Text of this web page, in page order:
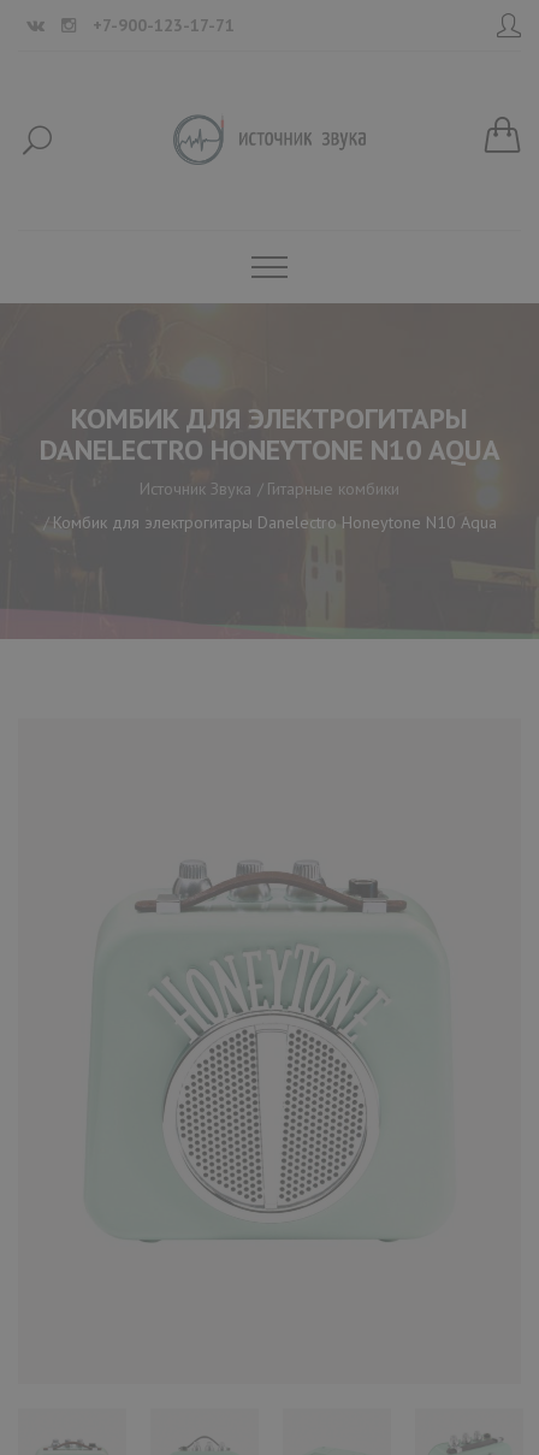
+7-900-123-17-71
КОМБИК ДЛЯ ЭЛЕКТРОГИТАРЫ
DANELECTRO HONEYTONE N10 AQUA
Источник Звука
Гитарные комбики
Комбик для электрогитары Danelectro Honeytone N10 Aqua